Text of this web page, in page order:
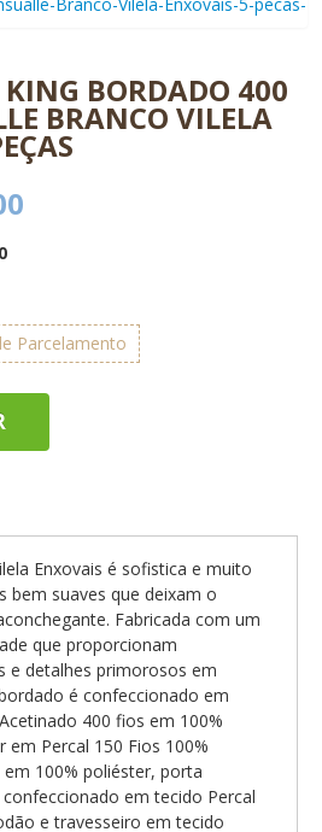
BORDADO 400
BRANCO VILELA
Parcelamento
Enxovais é sofistica e muito
bem suaves que deixam o
Fabricada com um
que proporcionam
e detalhes primorosos em
é confeccionado em
400 fios em 100%
Percal 150 Fios 100%
100% poliéster, porta
em tecido Percal
e travesseiro em tecido